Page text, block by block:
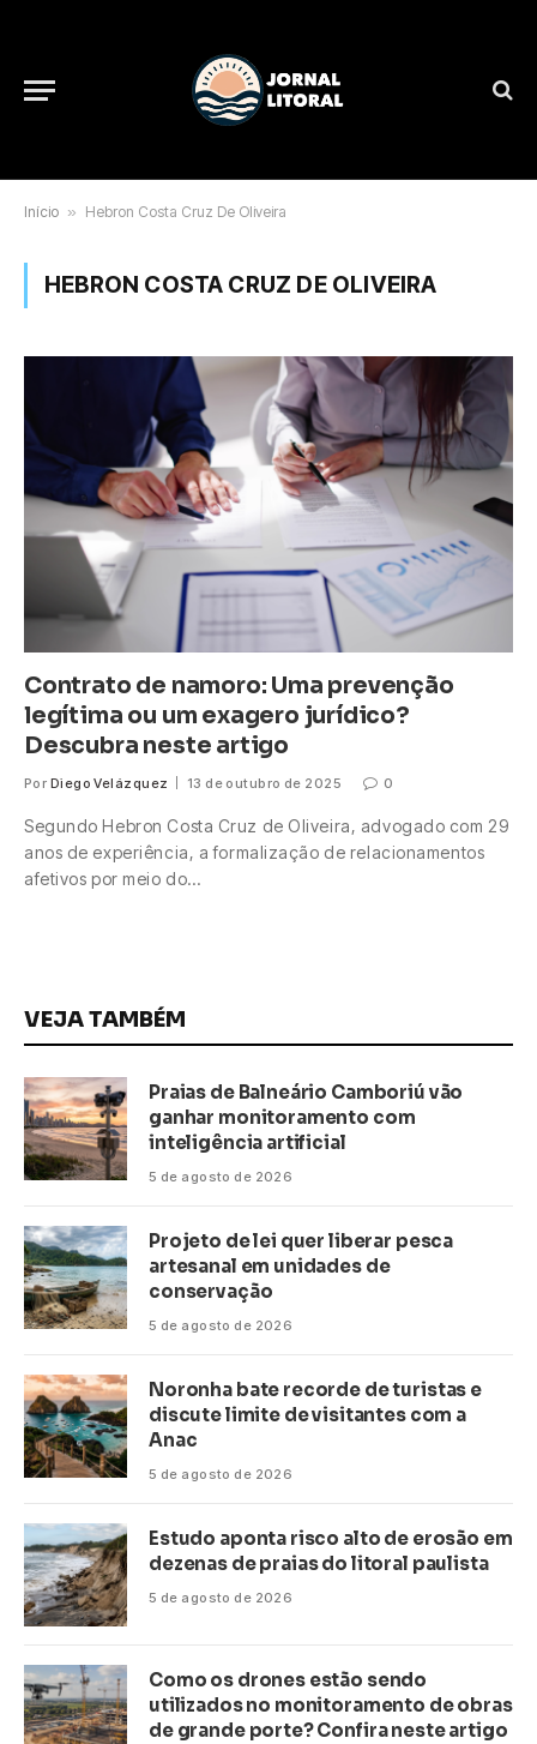
Início » Hebron Costa Cruz De Oliveira
HEBRON COSTA CRUZ DE OLIVEIRA
Contrato de namoro: Uma prevenção
legítima ou um exagero jurídico?
Descubra neste artigo
Por Diego Velázquez 13 de outubro de 2025 0
Segundo Hebron Costa Cruz de Oliveira, advogado com 29
anos de experiência, a formalização de relacionamentos
afetivos por meio do…
VEJA TAMBÉM
Praias de Balneário Camboriú vão
ganhar monitoramento com
inteligência artificial
5 de agosto de 2026
Projeto de lei quer liberar pesca
artesanal em unidades de
conservação
5 de agosto de 2026
Noronha bate recorde de turistas e
discute limite de visitantes com a
Anac
5 de agosto de 2026
Estudo aponta risco alto de erosão em
dezenas de praias do litoral paulista
5 de agosto de 2026
Como os drones estão sendo
utilizados no monitoramento de obras
de grande porte? Confira neste artigo